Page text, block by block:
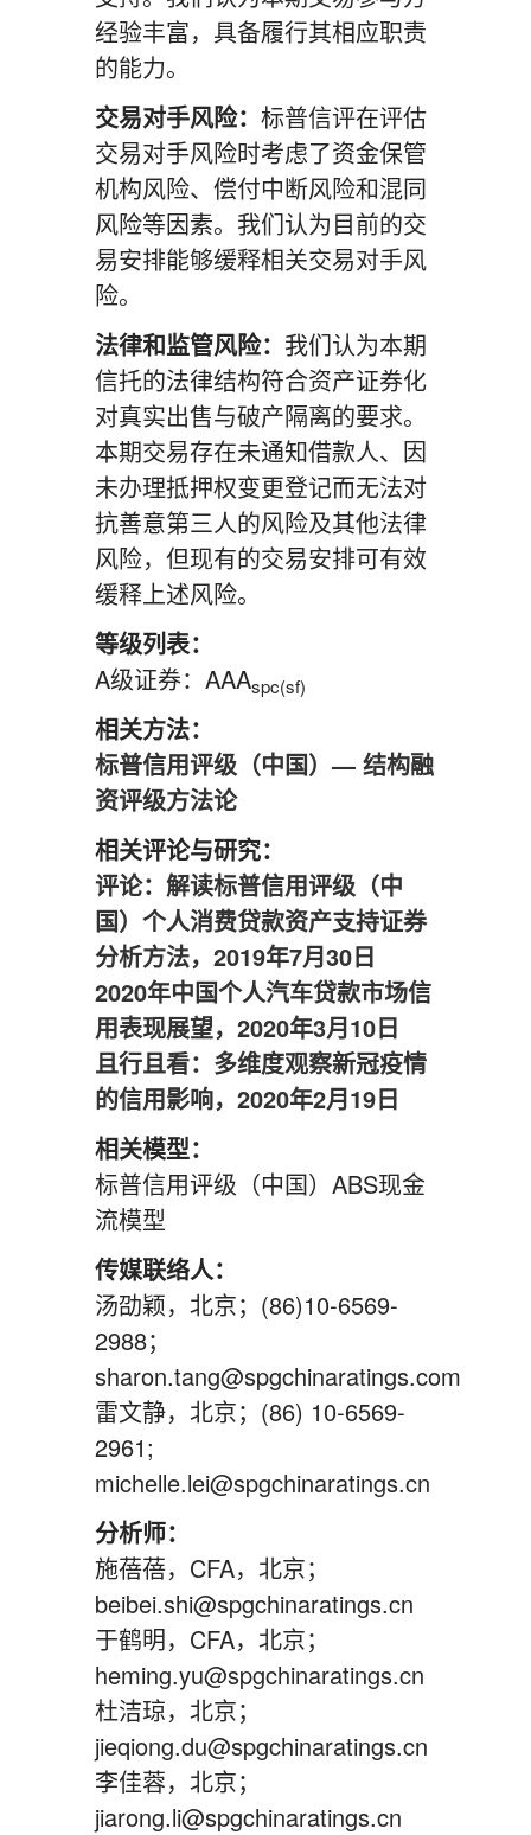
经验丰富，具备履行其相应职责
的能力。
交易对手风险： 标普信评在评估
交易对手风险时考虑了资金保管
机构风险、偿付中断风险和混同
风险等因素。我们认为目前的交
易安排能够缓释相关交易对手风
险。
法律和监管风险： 我们认为本期
信托的法律结构符合资产证券化
对真实出售与破产隔离的要求。
本期交易存在未通知借款人、因
未办理抵押权变更登记而无法对
抗善意第三人的风险及其他法律
风险，但现有的交易安排可有效
缓释上述风险。
等级列表：
A级证券：AAAspc(sf)
相关方法：
标普信用评级（中国）— 结构融
资评级方法论
相关评论与研究：
评论：解读标普信用评级（中
国）个人消费贷款资产支持证券
分析方法，2019年7月30日
2020年中国个人汽车贷款市场信
用表现展望，2020年3月10日
且行且看：多维度观察新冠疫情
的信用影响，2020年2月19日
相关模型：
标普信用评级（中国）ABS现金
流模型
传媒联络人：
汤劭颖，北京；(86)10-6569-
2988；
sharon.tang@spgchinaratings.com
雷文静，北京；(86) 10-6569-
2961;
michelle.lei@spgchinaratings.cn
分析师：
施蓓蓓，CFA，北京；
beibei.shi@spgchinaratings.cn
于鹤明，CFA，北京；
heming.yu@spgchinaratings.cn
杜洁琼，北京；
jieqiong.du@spgchinaratings.cn
李佳蓉，北京；
jiarong.li@spgchinaratings.cn